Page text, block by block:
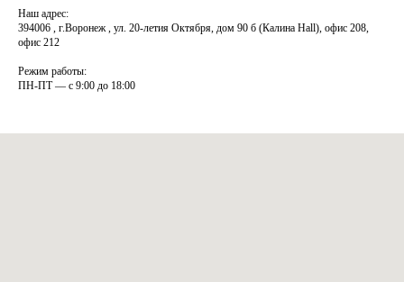
Наш адрес:
394006 , г.Воронеж , ул. 20-летия Октября, дом 90 б (Калина Hall), офис 208,
офис 212
Режим работы:
ПН-ПТ — с 9:00 до 18:00